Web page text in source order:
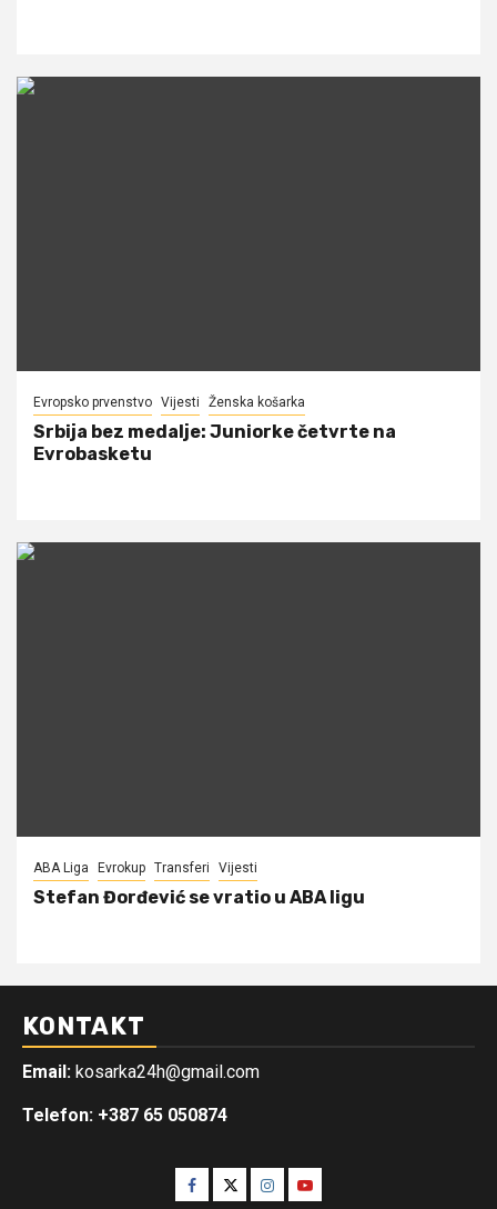
Evropsko prvenstvo Vijesti Ženska košarka
Srbija bez medalje: Juniorke četvrte na
Evrobasketu
ABA Liga Evrokup Transferi Vijesti
Stefan Đorđević se vratio u ABA ligu
KONTAKT
Email: kosarka24h@gmail.com
Telefon: +387 65 050874
Facebook
TwitterInstagram
Youtube